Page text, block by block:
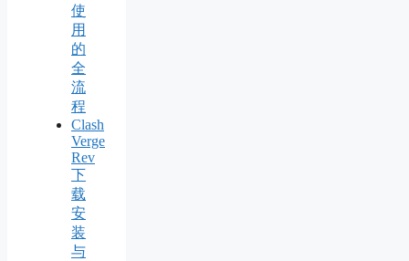
使
用
的
全
流
程
Clash
Verge
Rev
下
载
安
装
与